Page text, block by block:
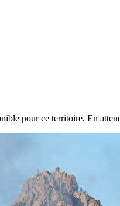
pour ce territoire. En